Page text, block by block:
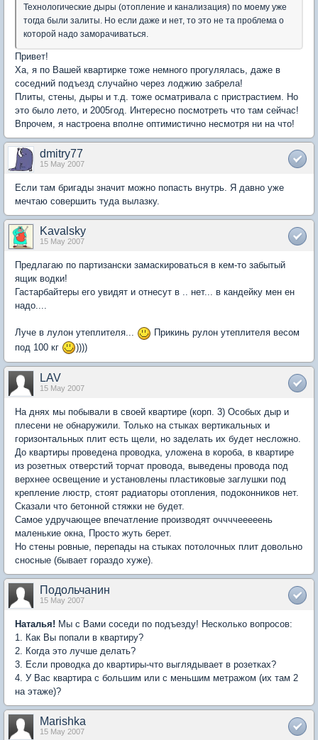
Технологические дыры (отопление и канализация) по моему уже
тогда были залиты. Но если даже и нет, то это не та проблема о
которой надо заморачиваться.
Привет!
Ха, я по Вашей квартирке тоже немного прогулялась, даже в
соседний подъезд случайно через лоджию забрела!
Плиты, стены, дыры и т.д. тоже осматривала с пристрастием. Но
это было лето, и 2005год. Интересно посмотреть что там сейчас!
Впрочем, я настроена вполне оптимистично несмотря ни на что!
dmitry77
15 May 2007
Если там бригады значит можно попасть внутрь. Я давно уже
мечтаю совершить туда вылазку.
Kavalsky
15 May 2007
Предлагаю по партизански замаскироваться в кем-то забытый
ящик водки!
Гастарбайтеры его увидят и отнесут в .. нет... в кандейку мен ен
надо....
Луче в лулон утеплителя...
Прикинь рулон утеплителя весом
под 100 кг
))))
LAV
15 May 2007
На днях мы побывали в своей квартире (корп. 3) Особых дыр и
плесени не обнаружили. Только на стыках вертикальных и
горизонтальных плит есть щели, но заделать их будет несложно.
До квартиры проведена проводка, уложена в короба, в квартире
из розетных отверстий торчат провода, выведены провода под
верхнее освещение и установлены пластиковые заглушки под
крепление люстр, стоят радиаторы отопления, подоконников нет.
Сказали что бетонной стяжки не будет.
Самое удручающее впечатление производят оччччееееень
маленькие окна, Просто жуть берет.
Но стены ровные, перепады на стыках потолочных плит довольно
сносные (бывает гораздо хуже).
Подольчанин
15 May 2007
Наталья! Мы с Вами соседи по подъезду! Несколько вопросов:
1. Как Вы попали в квартиру?
2. Когда это лучше делать?
3. Если проводка до квартиры-что выглядывает в розетках?
4. У Вас квартира с большим или с меньшим метражом (их там 2
на этаже)?
Marishka
15 May 2007